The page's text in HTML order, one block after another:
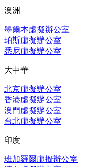
澳洲
墨爾本虛擬辦公室
珀斯虛擬辦公室
悉尼虛擬辦公室
大中華
北京虛擬辦公室
香港虛擬辦公室
澳門虛擬辦公室
台北虛擬辦公室
印度
班加羅爾虛擬辦公室